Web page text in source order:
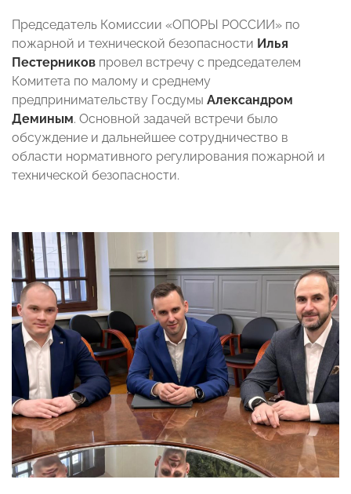
Председатель Комиссии «ОПОРЫ РОССИИ» по
пожарной и технической безопасности Илья
Пестерников провел встречу с председателем
Комитета по малому и среднему
предпринимательству Госдумы Александром
Деминым. Основной задачей встречи было
обсуждение и дальнейшее сотрудничество в
области нормативного регулирования пожарной и
технической безопасности.